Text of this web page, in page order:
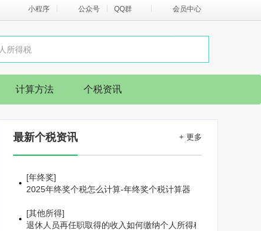
小程序 公众号 QQ群 会员中心
计算方法 个税资讯
最新个税资讯 + 更多
[年终奖]
2025年终奖个税怎么计算-年终奖个税计算器
[其他所得]
退休人员再任职取得的收入如何缴纳个人所得税